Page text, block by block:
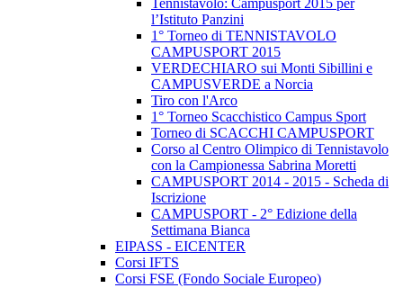
Tennistavolo: Campusport 2015 per
l’Istituto Panzini
1° Torneo di TENNISTAVOLO
CAMPUSPORT 2015
VERDECHIARO sui Monti Sibillini e
CAMPUSVERDE a Norcia
Tiro con l'Arco
1° Torneo Scacchistico Campus Sport
Torneo di SCACCHI CAMPUSPORT
Corso al Centro Olimpico di Tennistavolo
con la Campionessa Sabrina Moretti
CAMPUSPORT 2014 - 2015 - Scheda di
Iscrizione
CAMPUSPORT - 2° Edizione della
Settimana Bianca
EIPASS - EICENTER
Corsi IFTS
Corsi FSE (Fondo Sociale Europeo)